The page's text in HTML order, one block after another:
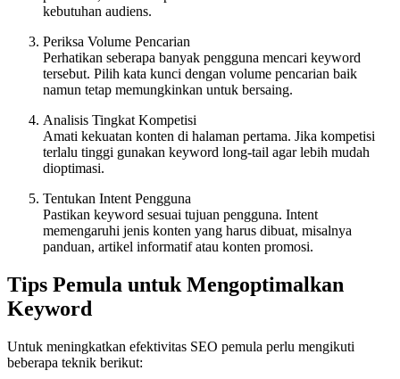
kebutuhan audiens.
Periksa Volume Pencarian
Perhatikan seberapa banyak pengguna mencari keyword
tersebut. Pilih kata kunci dengan volume pencarian baik
namun tetap memungkinkan untuk bersaing.
Analisis Tingkat Kompetisi
Amati kekuatan konten di halaman pertama. Jika kompetisi
terlalu tinggi gunakan keyword long-tail agar lebih mudah
dioptimasi.
Tentukan Intent Pengguna
Pastikan keyword sesuai tujuan pengguna. Intent
memengaruhi jenis konten yang harus dibuat, misalnya
panduan, artikel informatif atau konten promosi.
Tips Pemula untuk Mengoptimalkan
Keyword
Untuk meningkatkan efektivitas SEO pemula perlu mengikuti
beberapa teknik berikut: